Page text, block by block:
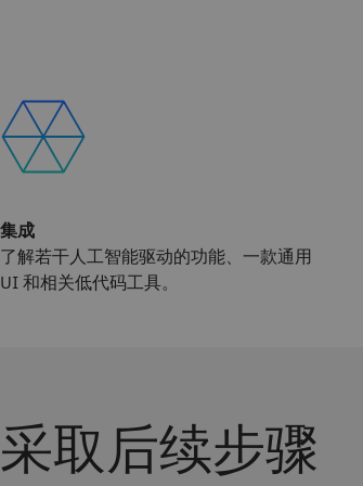
集成
了解若干人工智能驱动的功能、一款通用
UI 和相关低代码工具。
采取后续步骤